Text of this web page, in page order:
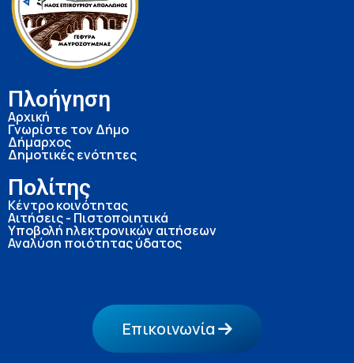
Πλοήγηση
Αρχική
Γνωρίστε τον Δήμο
Δήμαρχος
Δημοτικές ενότητες
Πολίτης
Κέντρο κοινότητας
Αιτήσεις - Πιστοποιητικά
Υποβολή ηλεκτρονικών αιτήσεων
Αναλύση ποιότητας ύδατος
Επικοινωνία